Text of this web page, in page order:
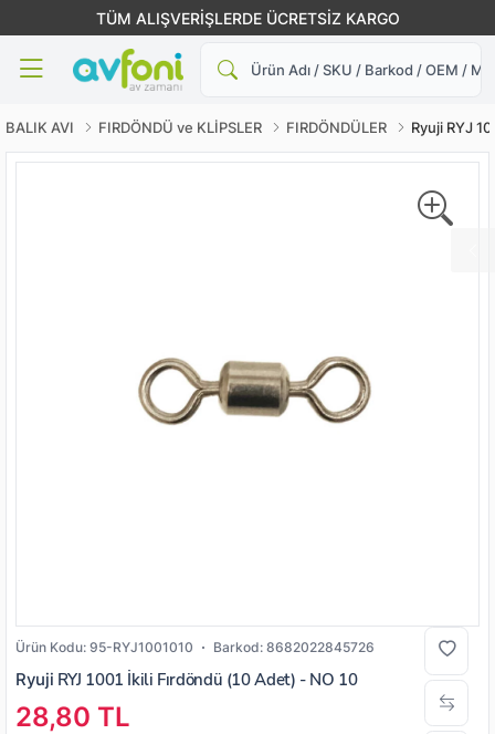
TÜM ALIŞVERİŞLERDE ÜCRETSİZ KARGO
BALIK AVI FIRDÖNDÜ ve KLİPSLER FIRDÖNDÜLER Ryuji RYJ
Ürün Kodu: 95-RYJ1001010 Barkod: 8682022845726
Ryuji RYJ 1001 İkili Fırdöndü (10 Adet) - NO 10
28,80 TL